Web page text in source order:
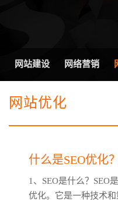
微信平台建设
电子商务商
SSL证书
网站建设 网络营销
网站优化
什么是SEO优化
1、SEO是什么？SEO
优化。它是一种技术